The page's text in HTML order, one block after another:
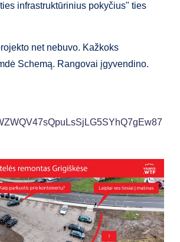
infrastruktūrinius pokyčius" ties
net nebuvo. Kažkoks
Schemą. Rangovai įgyvendino.